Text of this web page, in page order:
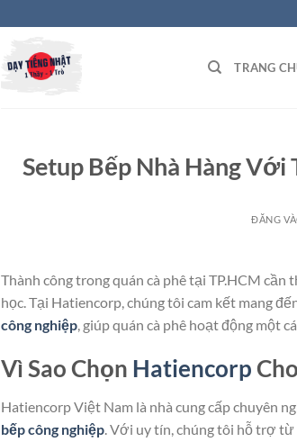
TRANG
Setup Bếp Nhà Hàng
ĐĂNG
Thành công trong quán cà phê tại TP.HCM
học. Tại Hatiencorp, chúng tôi cam kết mang
công nghiệp , giúp quán cà phê hoạt động một
Vì Sao Chọn Hatiencorp
Hatiencorp Việt Nam là nhà cung cấp chuyên
bếp công nghiệp. Với uy tín, chúng tôi hỗ trợ